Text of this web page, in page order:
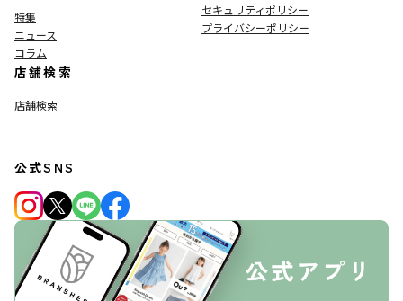
特集
ニュース
コラム
店舗検索
店舗検索
セキュリティポリシー
プライバシーポリシー
公式SNS